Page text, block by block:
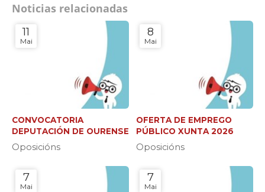
Noticias relacionadas
11
Mai
CONVOCATORIA
DEPUTACIÓN DE OURENSE
Oposicións
8
Mai
OFERTA DE EMPREGO
PÚBLICO XUNTA 2026
Oposicións
7
Mai
7
Mai